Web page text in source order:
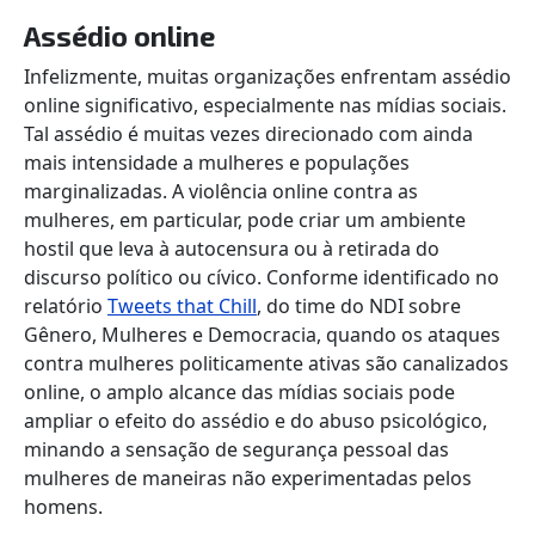
Assédio online
Infelizmente, muitas organizações enfrentam assédio
online significativo, especialmente nas mídias sociais.
Tal assédio é muitas vezes direcionado com ainda
mais intensidade a mulheres e populações
marginalizadas. A violência online contra as
mulheres, em particular, pode criar um ambiente
hostil que leva à autocensura ou à retirada do
discurso político ou cívico. Conforme identificado no
relatório Tweets that Chill, do time do NDI sobre
Gênero, Mulheres e Democracia, quando os ataques
contra mulheres politicamente ativas são canalizados
online, o amplo alcance das mídias sociais pode
ampliar o efeito do assédio e do abuso psicológico,
minando a sensação de segurança pessoal das
mulheres de maneiras não experimentadas pelos
homens.